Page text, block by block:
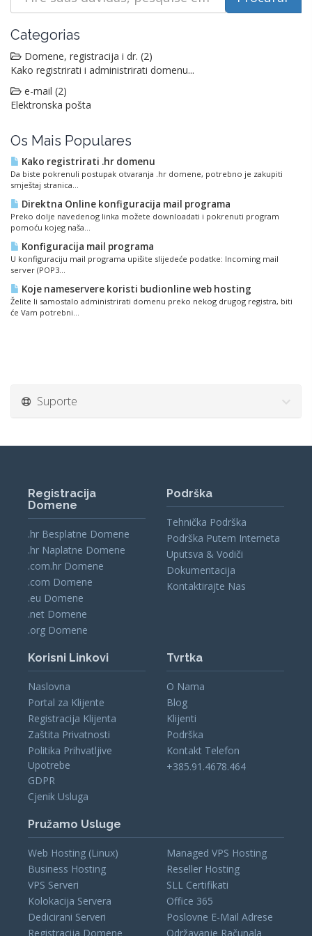
Categorias
Domene, registracija i dr. (2)
Kako registrirati i administrirati domenu...
e-mail (2)
Elektronska pošta
Os Mais Populares
Kako registrirati .hr domenu
Da biste pokrenuli postupak otvaranja .hr domene, potrebno je zakupiti
smještaj stranica...
Direktna Online konfiguracija mail programa
Preko dolje navedenog linka možete downloadati i pokrenuti program
pomoću kojeg naša...
Konfiguracija mail programa
U konfiguraciju mail programa upišite slijedeće podatke: Incoming mail
server (POP3...
Koje nameservere koristi budionline web hosting
Želite li samostalo administrirati domenu preko nekog drugog registra, biti
će Vam potrebni...
Suporte
Pružamo Usluge
Web Hosting (Linux)
Business Hosting
VPS Serveri
Kolokacija Servera
Dedicirani Serveri
Registracija Domene
Managed VPS Hosting
Reseller Hosting
SLL Certifikati
Office 365
Poslovne E-Mail Adrese
Održavanje Računala
Registracija
Domene
.hr Besplatne Domene
.hr Naplatne Domene
.com.hr Domene
.com Domene
.eu Domene
.net Domene
.org Domene
Podrška
Tehnička Podrška
Podrška Putem Interneta
Uputsva & Vodiči
Dokumentacija
Kontaktirajte Nas
Korisni Linkovi
Naslovna
Portal za Klijente
Registracija Klijenta
Zaštita Privatnosti
Politika Prihvatljive
Upotrebe
GDPR
Cjenik Usluga
Tvrtka
O Nama
Blog
Klijenti
Podrška
Kontakt Telefon
+385.91.4678.464